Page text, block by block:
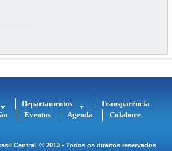
Departamentos
Transparência
Eventos Agenda
Colabore
Central © 2013 - Todos os direitos reservados